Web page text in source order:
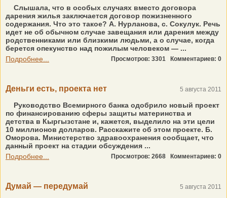
Слышала, что в особых случаях вместо договора
дарения жилья заключается договор пожизненного
содержания. Что это такое? А. Нурланова, с. Сокулук. Речь
идет не об обычном случае завещания или дарения между
родственниками или близкими людьми, а о случае, когда
берется опекунство над пожилым человеком — ...
Подробнее...
Просмотров: 3301 Комментариев: 0
Деньги есть, проекта нет 5 августа 2011
Руководство Всемирного банка одобрило новый проект
по финансированию сферы защиты материнства и
детства в Кыргызстане и, кажется, выделило на эти цели
10 миллионов долларов. Расскажите об этом проекте. Б.
Оморова. Министерство здравоохранения сообщает, что
данный проект на стадии обсуждения ...
Подробнее...
Просмотров: 2668 Комментариев: 0
Думай — передумай 5 августа 2011